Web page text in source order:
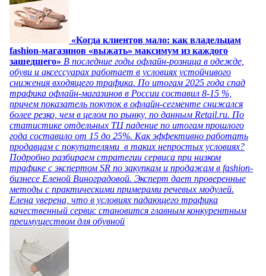
«Когда клиентов мало: как владельцам
fashion-магазинов «выжать» максимум из каждого
зашедшего» В последние годы офлайн-розница в одежде,
обуви и аксессуарах работает в условиях устойчивого
снижения входящего трафика. По итогам 2025 года спад
трафика офлайн-магазинов в России составил 8-15 %,
причем показатель покупок в офлайн-сегменте снижался
более резко, чем в целом по рынку, по данным Retail.ru. По
статистике отдельных ТЦ падение по итогам прошлого
года составило от 15 до 25%. Как эффективно работать
продавцам с покупателями в таких непростых условиях?
Подробно разбираем стратегии сервиса при низком
трафике с экспертом SR по закупкам и продажам в fashion-
бизнесе Еленой Виноградовой. Эксперт дает проверенные
методы с практическими примерами речевых модулей.
Елена уверена, что в условиях падающего трафика
качественный сервис становится главным конкурентным
преимуществом для обувной